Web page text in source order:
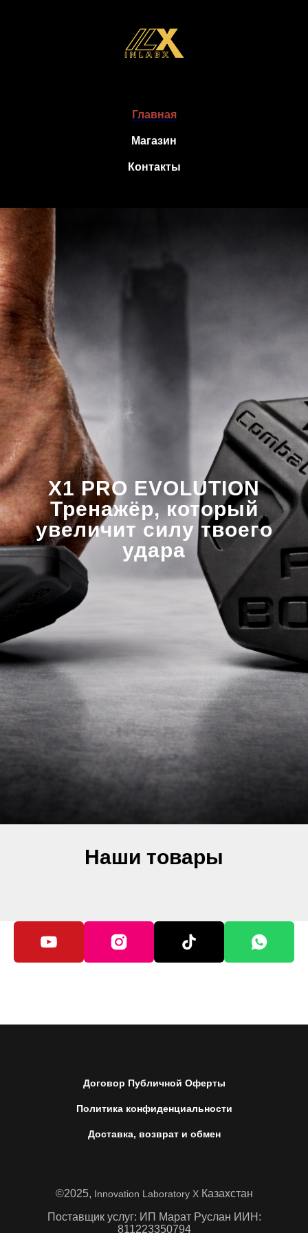
Главная
Магазин
Контакты
X1 PRO EVOLUTION
Тренажёр, который
увеличит силу твоего
удара
Наши товары
Договор Публичной Оферты
Политика конфиденциальности
Доставка, возврат и обмен
©2025, Innovation Laboratory XКазахстан
Поставщик услуг: ИП Марат Руслан ИИН:
811223350794